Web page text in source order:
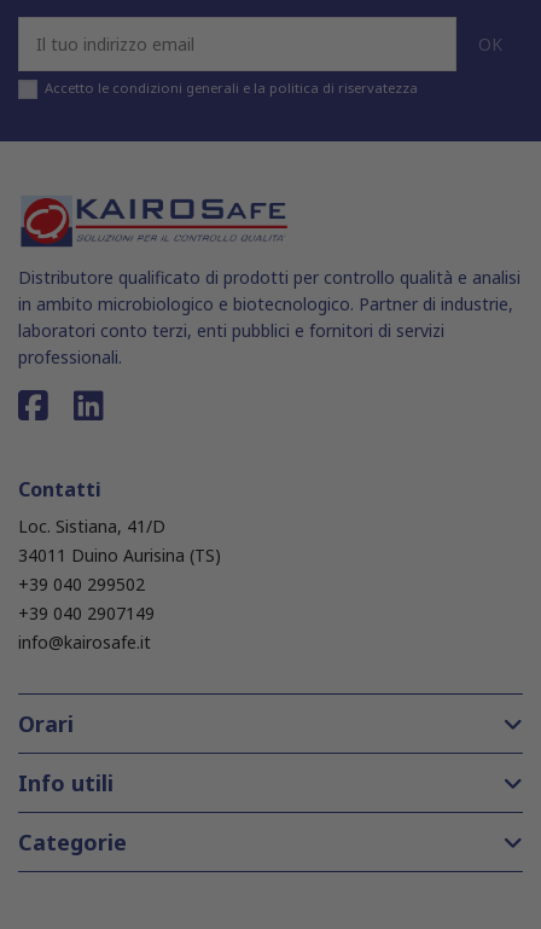
Accetto le condizioni generali e la politica di riservatezza
Distributore qualificato di prodotti per controllo qualità e analisi
in ambito microbiologico e biotecnologico. Partner di industrie,
laboratori conto terzi, enti pubblici e fornitori di servizi
professionali.
Contatti
Loc. Sistiana, 41/D
34011 Duino Aurisina (TS)
+39 040 299502
+39 040 2907149
info@kairosafe.it
Orari
Info utili
Categorie